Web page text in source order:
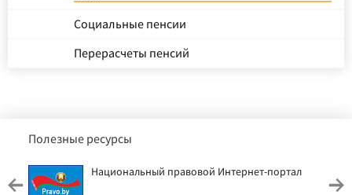
Социальные пенсии
Перерасчеты пенсий
Полезные ресурсы
Национальный правовой Интернет-портал